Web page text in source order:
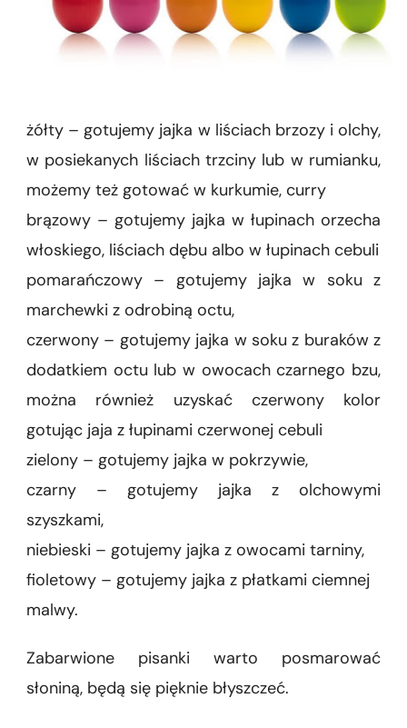
żółty – gotujemy jajka w liściach brzozy i olchy,
w posiekanych liściach trzciny lub w rumianku,
możemy też gotować w kurkumie, curry
brązowy – gotujemy jajka w łupinach orzecha
włoskiego, liściach dębu albo w łupinach cebuli
pomarańczowy – gotujemy jajka w soku z
marchewki z odrobiną octu,
czerwony – gotujemy jajka w soku z buraków z
dodatkiem octu lub w owocach czarnego bzu,
można również uzyskać czerwony kolor
gotując jaja z łupinami czerwonej cebuli
zielony – gotujemy jajka w pokrzywie,
czarny – gotujemy jajka z olchowymi
szyszkami,
niebieski – gotujemy jajka z owocami tarniny,
fioletowy – gotujemy jajka z płatkami ciemnej
malwy.
Zabarwione pisanki warto posmarować
słoniną, będą się pięknie błyszczeć.